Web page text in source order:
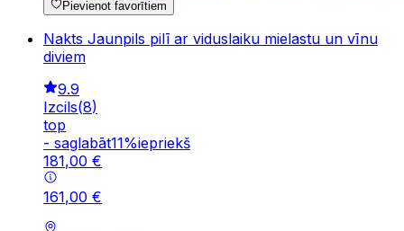
Pievienot favorītiem
Nakts Jaunpils pilī ar viduslaiku mielastu un vīnu
diviem
9.9
Izcils(8)
top
- saglabāt11%iepriekš
181,00 €
161,00 €